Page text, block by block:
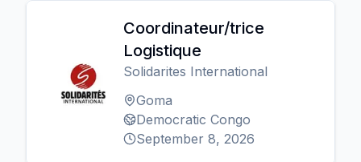
Coordinateur/trice
Logistique
Solidarites International
Goma
Democratic Congo
September 8, 2026